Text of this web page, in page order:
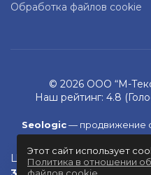
Цена без НДС:
Обработка файлов cookie
© 2026 ООО “М-
Наш рейтинг: 4.8
Seologic— продвижение
Разработка
Этот сайт использует
Политика в отношении